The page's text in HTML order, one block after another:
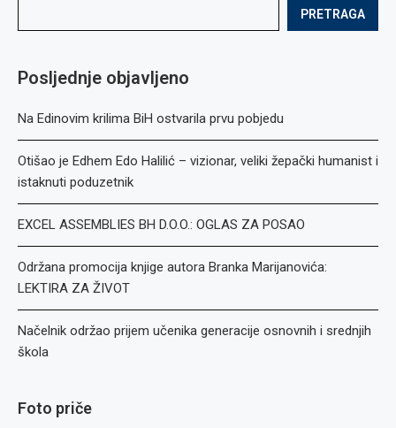
PRETRAGA
Posljednje objavljeno
Na Edinovim krilima BiH ostvarila prvu pobjedu
Otišao je Edhem Edo Halilić – vizionar, veliki žepački humanist i
istaknuti poduzetnik
EXCEL ASSEMBLIES BH D.O.O.: OGLAS ZA POSAO
Održana promocija knjige autora Branka Marijanovića:
LEKTIRA ZA ŽIVOT
Načelnik održao prijem učenika generacije osnovnih i srednjih
škola
Foto priče